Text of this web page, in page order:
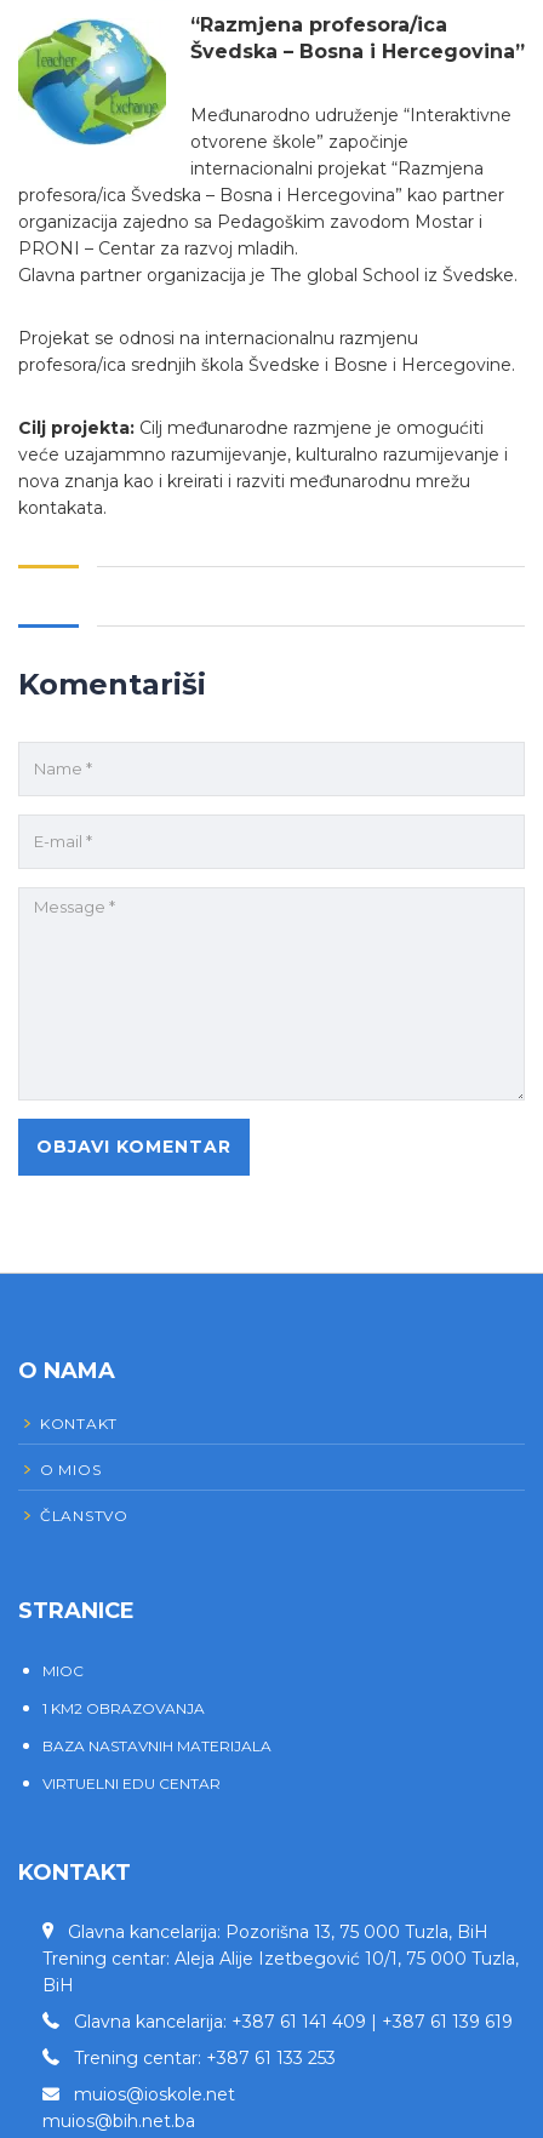
“Razmjena profesora/ica
Švedska – Bosna i Hercegovina”
Međunarodno udruženje “Interaktivne
otvorene škole” započinje
internacionalni projekat “Razmjena
profesora/ica Švedska – Bosna i Hercegovina” kao partner
organizacija zajedno sa Pedagoškim zavodom Mostar i
PRONI – Centar za razvoj mladih.
Glavna partner organizacija je The global School iz Švedske.
Projekat se odnosi na internacionalnu razmjenu
profesora/ica srednjih škola Švedske i Bosne i Hercegovine.
Cilj projekta: Cilj međunarodne razmjene je omogućiti
veće uzajammno razumijevanje, kulturalno razumijevanje i
nova znanja kao i kreirati i razviti međunarodnu mrežu
kontakata.
Komentariši
O NAMA
KONTAKT
O MIOS
ČLANSTVO
STRANICE
MIOC
1 KM2 OBRAZOVANJA
BAZA NASTAVNIH MATERIJALA
VIRTUELNI EDU CENTAR
KONTAKT
Glavna kancelarija: Pozorišna 13, 75 000 Tuzla, BiH
Trening centar: Aleja Alije Izetbegović 10/1, 75 000 Tuzla,
BiH
Glavna kancelarija: +387 61 141 409 | +387 61 139 619
Trening centar: +387 61 133 253
muios@ioskole.net
muios@bih.net.ba